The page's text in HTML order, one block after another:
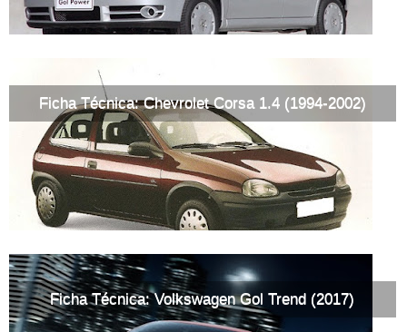
Ficha Técnica: Chevrolet Corsa 1.4 (1994-2002)
Ficha Técnica: Volkswagen Gol Trend (2017)